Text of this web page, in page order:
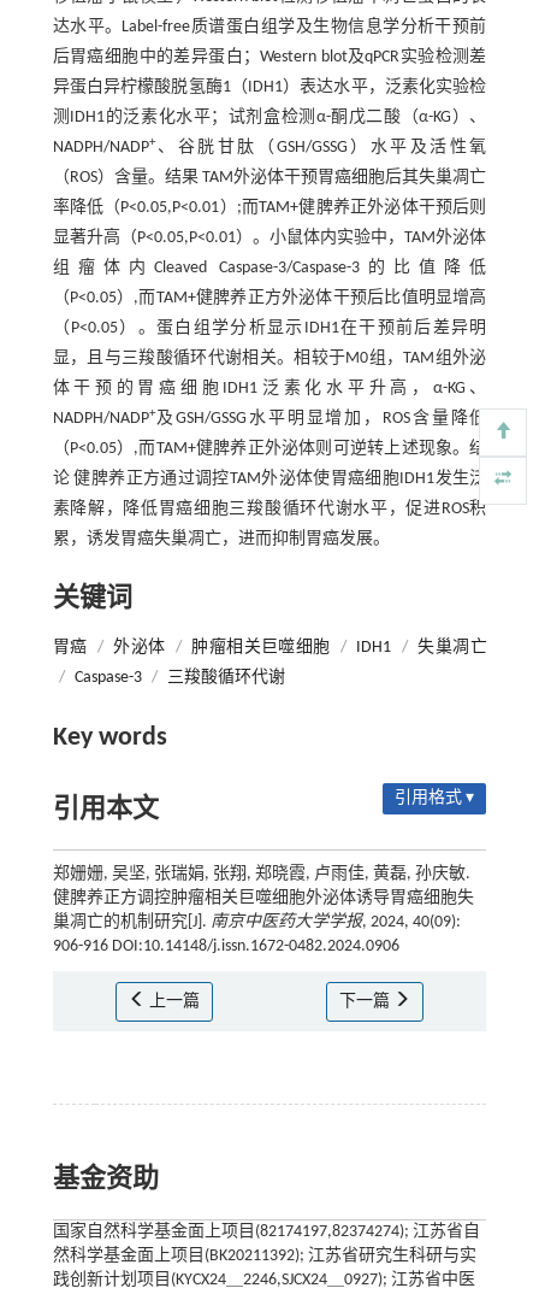
达水平。Label-free质谱蛋白组学及生物信息学分析干预前
后胃癌细胞中的差异蛋白；Western blot及qPCR实验检测差
异蛋白异柠檬酸脱氢酶1（IDH1）表达水平，泛素化实验检
测IDH1的泛素化水平；试剂盒检测α-酮戊二酸（α-KG）、
NADPH/NADP+、谷胱甘肽（GSH/GSSG）水平及活性氧
（ROS）含量。结果 TAM外泌体干预胃癌细胞后其失巢凋亡
率降低（P<0.05,P<0.01）;而TAM+健脾养正外泌体干预后则
显著升高（P<0.05,P<0.01）。小鼠体内实验中，TAM外泌体
组瘤体内Cleaved Caspase-3/Caspase-3的比值降低
（P<0.05）,而TAM+健脾养正方外泌体干预后比值明显增高
（P<0.05）。蛋白组学分析显示IDH1在干预前后差异明
显，且与三羧酸循环代谢相关。相较于M0组，TAM组外泌
体干预的胃癌细胞IDH1泛素化水平升高，α-KG、
NADPH/NADP+及GSH/GSSG水平明显增加，ROS含量降低
（P<0.05）,而TAM+健脾养正外泌体则可逆转上述现象。结
论 健脾养正方通过调控TAM外泌体使胃癌细胞IDH1发生泛
素降解，降低胃癌细胞三羧酸循环代谢水平，促进ROS积
累，诱发胃癌失巢凋亡，进而抑制胃癌发展。
关键词
胃癌 / 外泌体 / 肿瘤相关巨噬细胞 / IDH1 / 失巢凋亡
/ Caspase-3 / 三羧酸循环代谢
Key words
引用本文 引用格式 ▾
郑姗姗, 吴坚, 张瑞娟, 张翔, 郑晓霞, 卢雨佳, 黄磊, 孙庆敏.
健脾养正方调控肿瘤相关巨噬细胞外泌体诱导胃癌细胞失
巢凋亡的机制研究[J]. 南京中医药大学学报, 2024, 40(09):
906-916 DOI:10.14148/j.issn.1672-0482.2024.0906
上一篇 下一篇
基金资助
国家自然科学基金面上项目(82174197,82374274); 江苏省自
然科学基金面上项目(BK20211392); 江苏省研究生科研与实
践创新计划项目(KYCX24＿2246,SJCX24＿0927); 江苏省中医